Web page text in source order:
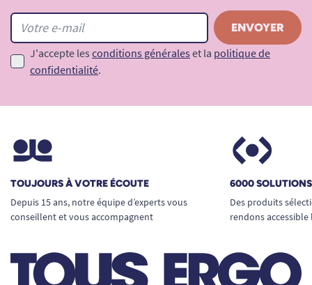
J'accepte les conditions générales et la politique de
confidentialité.
TOUJOURS À VOTRE ÉCOUTE
Depuis 15 ans, notre équipe d’experts vous
conseillent et vous accompagnent
6000
Des produits
rendons